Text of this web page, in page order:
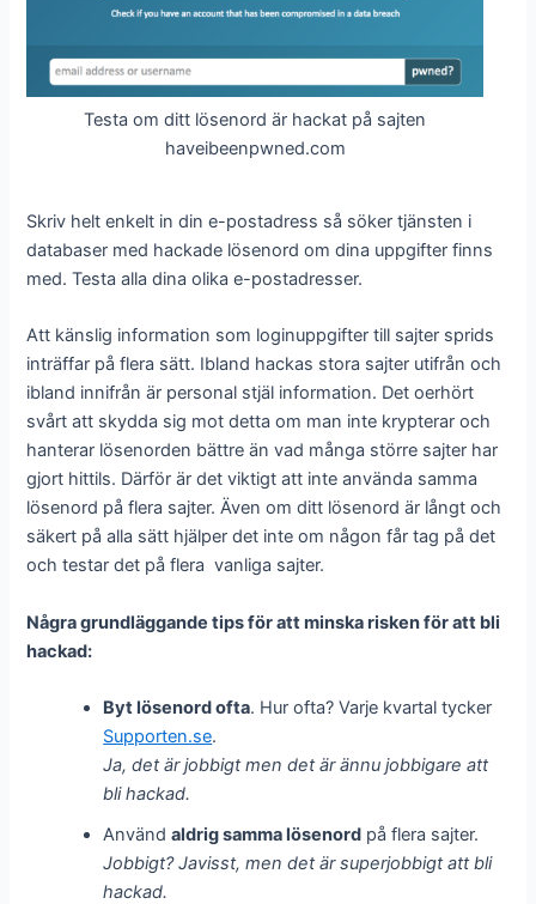
Testa om ditt lösenord är hackat på sajten
haveibeenpwned.com
Skriv helt enkelt in din e-postadress så söker tjänsten i
databaser med hackade lösenord om dina uppgifter finns
med. Testa alla dina olika e-postadresser.
Att känslig information som loginuppgifter till sajter sprids
inträffar på flera sätt. Ibland hackas stora sajter utifrån och
ibland innifrån är personal stjäl information. Det oerhört
svårt att skydda sig mot detta om man inte krypterar och
hanterar lösenorden bättre än vad många större sajter har
gjort hittils. Därför är det viktigt att inte använda samma
lösenord på flera sajter. Även om ditt lösenord är långt och
säkert på alla sätt hjälper det inte om någon får tag på det
och testar det på flera vanliga sajter.
Några grundläggande tips för att minska risken för att bli
hackad:
Byt lösenord ofta. Hur ofta? Varje kvartal tycker
Supporten.se.
Ja, det är jobbigt men det är ännu jobbigare att
bli hackad.
Användaldrig samma lösenord på flera sajter.
Jobbigt? Javisst, men det är superjobbigt att bli
hackad.